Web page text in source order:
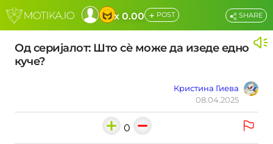
x 0.00 + POST
Од серијалот: Што сѐ може да изеде едно
куче?
Кристина Гиева
08.04.2025
SHARE
0